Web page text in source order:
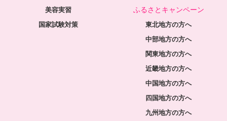
美容実習
国家試験対策
ふるさとキャンペーン
東北地方の方へ
中部地方の方へ
関東地方の方へ
近畿地方の方へ
中国地方の方へ
四国地方の方へ
九州地方の方へ